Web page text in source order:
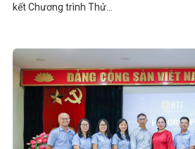
kết Chương trình Thử...